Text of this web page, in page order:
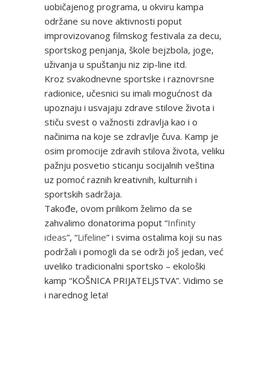
uobičajenog programa, u okviru kampa
održane su nove aktivnosti poput
improvizovanog filmskog festivala za decu,
sportskog penjanja, škole bejzbola, joge,
uživanja u spuštanju niz zip-line itd.
Kroz svakodnevne sportske i raznovrsne
radionice, učesnici su imali mogućnost da
upoznaju i usvajaju zdrave stilove života i
stiču svest o važnosti zdravlja kao i o
načinima na koje se zdravlje čuva. Kamp je
osim promocije zdravih stilova života, veliku
pažnju posvetio sticanju socijalnih veština
uz pomoć raznih kreativnih, kulturnih i
sportskih sadržaja.
Takođe, ovom prilikom želimo da se
zahvalimo donatorima poput “Infinity
ideas”, “Lifeline” i svima ostalima koji su nas
podržali i pomogli da se održi još jedan, već
uveliko tradicionalni sportsko – ekološki
kamp “KOŠNICA PRIJATELJSTVA”. Vidimo se
i narednog leta!